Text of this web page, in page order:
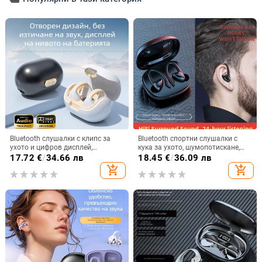
Bluetooth слушалки с клипс за
ухото и цифров дисплей,
Bluetooth 5.3, IPX6
водоустойчиви, спортен стил,
безжични стерео клипс слушалки,
батерията
17.72 €/34.66 лв
add_shopping_cart
Bluetooth спортни слушалки с
кука за ухото, шумопотискане,
Bluetooth 5.2, обхват 5 м, батерия
18.45 €/36.09 лв
add_shopping_cart